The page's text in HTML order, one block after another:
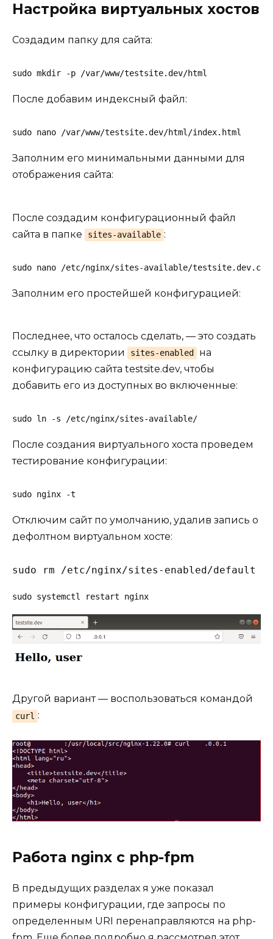
Настройка виртуальных хостов
Создадим папку для сайта:
sudo mkdir -p /var/www/testsite.dev/html
После добавим индексный файл:
sudo nano /var/www/testsite.dev/html/index.html
Заполним его минимальными данными для
отображения сайта:
После создадим конфигурационный файл
сайта в папке
sites-available :
sudo nano /etc/nginx/sites-available/
Заполним его простейшей конфигурацией:
Последнее, что осталось сделать, — это создать
ссылку в директории
sites-enabled
на
конфигурацию сайта testsite.dev, чтобы
добавить его из доступных во включенные:
sudo ln -s /etc/nginx/sites-available/
После создания виртуального хоста проведем
тестирование конфигурации:
sudo nginx -t
Отключим сайт по умолчанию, удалив запись о
дефолтном виртуальном хосте:
sudo rm /etc/nginx/sites-enabled/default
sudo systemctl restart nginx
Другой вариант — воспользоваться командой
curl :
Работа nginx с php-fpm
В предыдущих разделах я уже показал
примеры конфигурации, где запросы по
определенным URI перенаправляются на php-